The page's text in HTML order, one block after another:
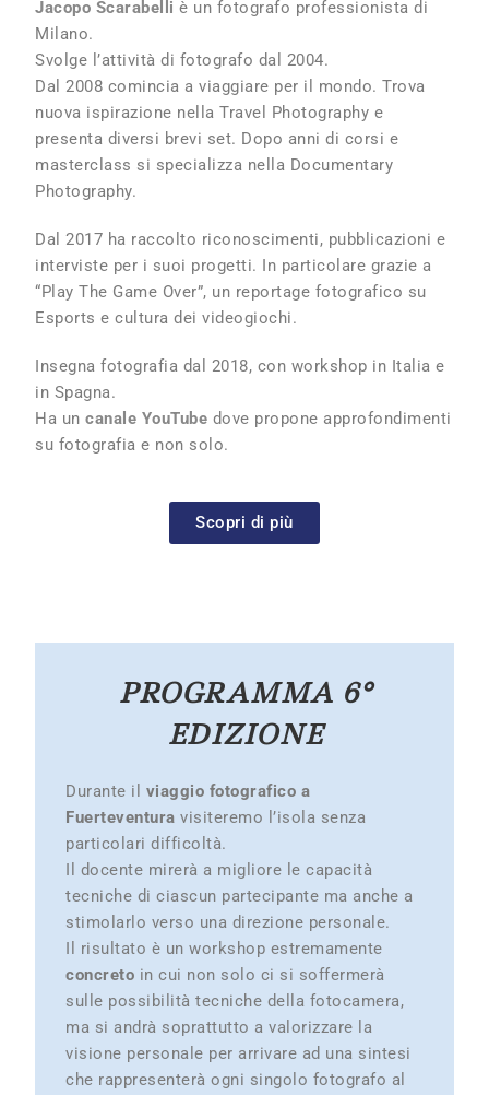
Jacopo Scarabelliè un fotografo professionista di
Milano.
Svolge l’attività di fotografo dal 2004.
Dal 2008 comincia a viaggiare per il mondo. Trova
nuova ispirazione nella Travel Photography e
presenta diversi brevi set. Dopo anni di corsi e
masterclass si specializza nella Documentary
Photography.
Dal 2017 ha raccolto riconoscimenti, pubblicazioni e
interviste per i suoi progetti. In particolare grazie a
“Play The Game Over”, un reportage fotografico su
Esports e cultura dei videogiochi.
Insegna fotografia dal 2018, con workshop in Italia e
in Spagna.
Ha un canale YouTube dove propone approfondimenti
su fotografia e non solo.
Scopri di più
PROGRAMMA 6°
EDIZIONE
Durante il viaggio fotografico a
Fuerteventura visiteremo l’isola senza
particolari difficoltà.
Il docente mirerà a migliore le capacità
tecniche di ciascun partecipante ma anche a
stimolarlo verso una direzione personale.
Il risultato è un workshop estremamente
concreto in cui non solo ci si soffermerà
sulle possibilità tecniche della fotocamera,
ma si andrà soprattutto a valorizzare la
visione personale per arrivare ad una sintesi
che rappresenterà ogni singolo fotografo al